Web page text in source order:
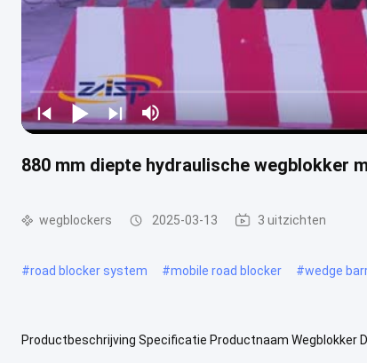
880 mm diepte hydraulische wegblokker
wegblockers 2025-03-13 3 uitzichten
#road blocker system #mobile road blocker #wedge
Productbeschrijving Specificatie Productnaam Wegblokker